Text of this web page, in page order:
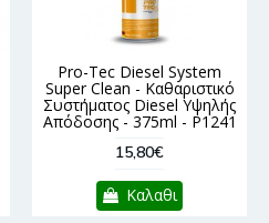
Pro-Tec Diesel System
Super Clean - Καθαριστικό
Συστήματος Diesel Υψηλής
Απόδοσης - 375ml - P1241
15,80€
Καλαθι